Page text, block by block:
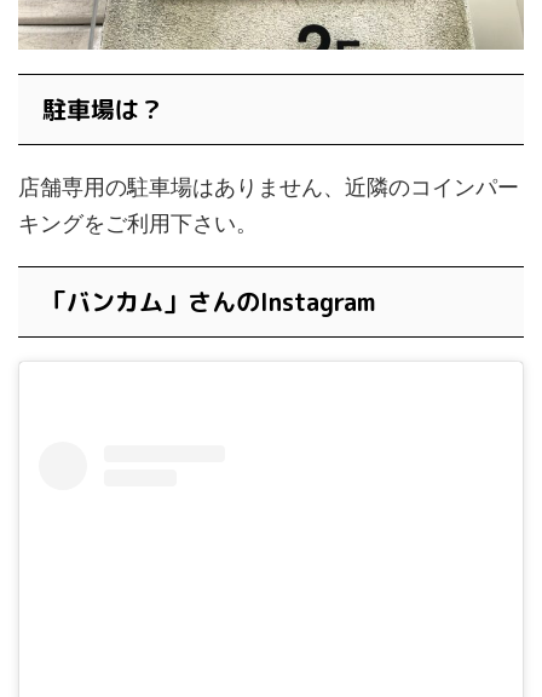
駐車場は？
店舗専用の駐車場はありません、近隣のコインパー
キングをご利用下さい。
「バンカム」さんのInstagram